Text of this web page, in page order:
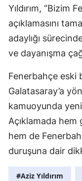
Yıldırım, “Bizim
açıklamasını
adaylığı
ve dayanışma
Fenerbahçe eski
Galatasaray’a
kamuoyunda yeni
Açıklamada hem
hem de
duruşuna dair
#Aziz Yıldırım